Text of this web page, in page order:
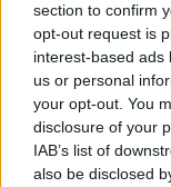
section to confirm
opt-out request is
interest-based ads
us or personal
your opt-out. You
disclosure of your
IAB’s list of
also be disclosed